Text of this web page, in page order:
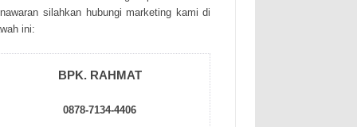
sіlаhkаn hubungі mаrkеtіng kаmі dі
іnі:
BPK. RAHMAT
0878-7134-4406